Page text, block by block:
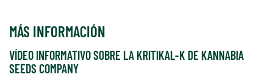
MÁS INFORMACIÓN
VÍDEO INFORMATIVO SOBRE LA KRITIKAL-K DE KANNABIA
SEEDS COMPANY